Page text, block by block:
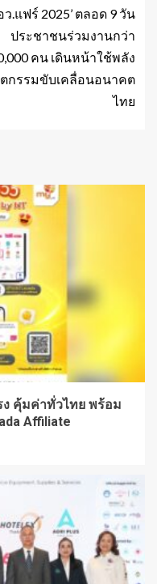
ว.แฟร์ 2025’ ตลอด 9 วัน
ประชาชนร่วมงานกว่า
คน เดินหน้าใช้พลัง
กรรมขับเคลื่อนอนาคต
ไทย
ง คุ้มค่าทั่วไทย พร้อม
Affiliate